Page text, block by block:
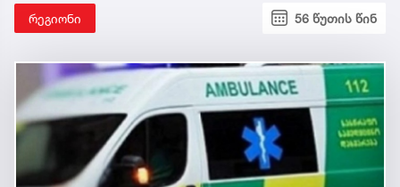
რეგიონი 56 წუთის წინ